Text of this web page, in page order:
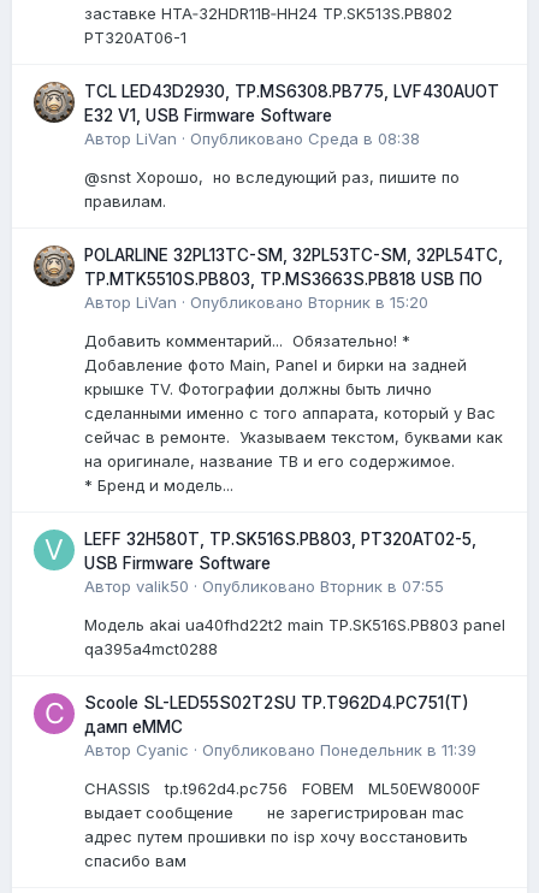
заставке HTA‑32HDR11B‑HH24 TP.SK513S.PB802
PT320AT06-1
TCL LED43D2930, TP.MS6308.PB775, LVF430AUOT
E32 V1, USB Firmware Software
Автор LiVan · Опубликовано Среда в 08:38
@snst Хорошо, но вследующий раз, пишите по
правилам.
POLARLINE 32PL13TC-SM, 32PL53TC-SM, 32PL54TC,
TP.MTK5510S.PB803, TP.MS3663S.PB818 USB ПО
Автор LiVan · Опубликовано Вторник в 15:20
Добавить комментарий... Обязательно! *
Добавление фото Main, Panel и бирки на задней
крышке TV. Фотографии должны быть лично
сделанными именно с того аппарата, который у Вас
сейчас в ремонте. Указываем текстом, буквами как
на оригинале, название ТВ и его содержимое.
* Бренд и модель...
LEFF 32H580T, TP.SK516S.PB803, PT320AT02-5,
USB Firmware Software
Автор valik50 · Опубликовано Вторник в 07:55
Модель akai ua40fhd22t2 main TP.SK516S.PB803 panel
qa395a4mct0288
Scoole SL-LED55S02T2SU TP.T962D4.PC751(T)
дамп eMMC
Автор Cyanic · Опубликовано Понедельник в 11:39
CHASSIS tp.t962d4.pc756 FOBEM ML50EW8000F
выдает сообщение не зарегистрирован mac
адрес путем прошивки по isp хочу восстановить
спасибо вам